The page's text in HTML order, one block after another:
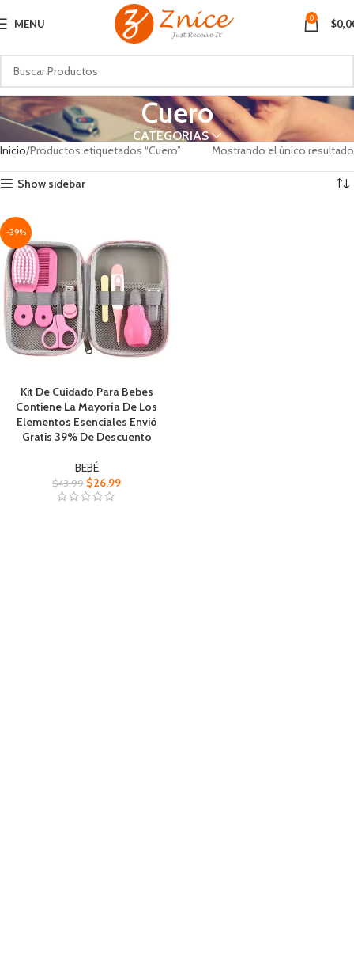
MENU 0 $
Cuero
CATEGORIAS
Inicio Productos etiquetados “Cuero” Mostrando el único resultado
Show sidebar
-39%
Kit De Cuidado Para Bebes
Contiene La Mayoría De Los
Elementos Esenciales Envió
Gratis 39% De Descuento
BEBÉ
$43,99 $26,99